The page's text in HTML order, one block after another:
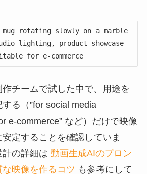
mug rotating slowly on a marble
lighting, product showcase
for e-commerce
チームで試した中で、用途を
る（”for social media
e-commerce” など）だけで映像
定することを確認していま
の詳細は 動画生成AIのプロン
映像を作るコツ も参考にして